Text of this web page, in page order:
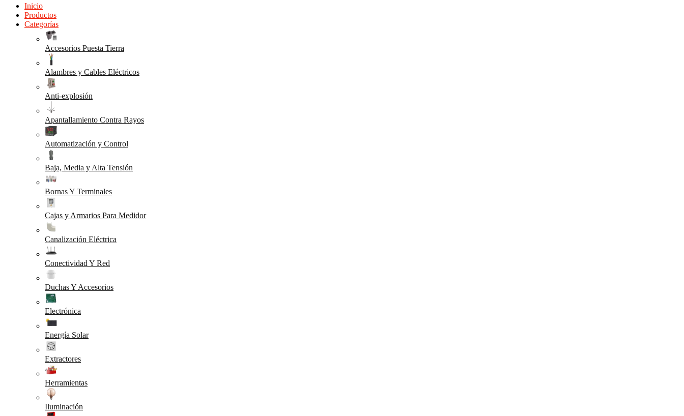
Inicio
Productos
Categorías
Accesorios Puesta Tierra
Alambres y Cables Eléctricos
Anti-explosión
Apantallamiento Contra Rayos
Automatización y Control
Baja, Media y Alta Tensión
Bornas Y Terminales
Cajas y Armarios Para Medidor
Canalización Eléctrica
Conectividad Y Red
Duchas Y Accesorios
Electrónica
Energía Solar
Extractores
Herramientas
Iluminación